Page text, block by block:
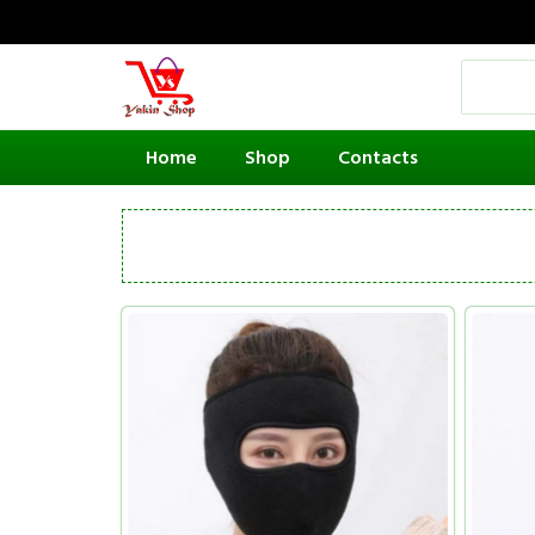
Home Shop Contacts